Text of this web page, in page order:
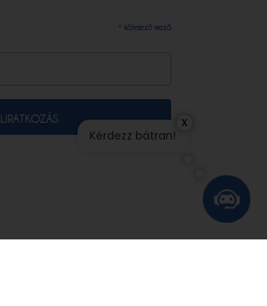
* kötelező mező
Kérdezz bátran!
x